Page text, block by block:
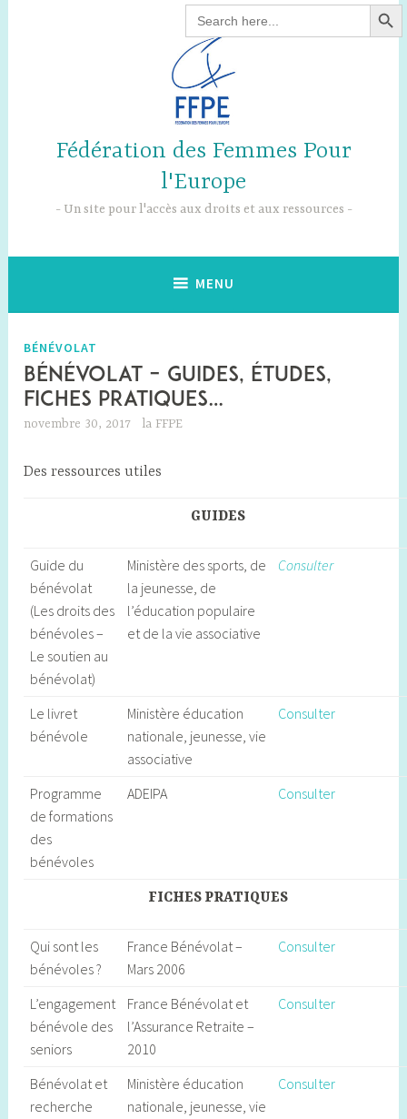
Search
for:
Fédération des Femmes Pour
l'Europe
Un site pour l'accès aux droits et aux ressources
MENU
BÉNÉVOLAT
Bénévolat – guides, études,
fiches pratiques…
novembre 30, 2017 la FFPE
Des ressources utiles
GUIDES
Guide du
bénévolat
(Les droits des
bénévoles –
Le soutien au
bénévolat)
Ministère des sports, de
la jeunesse, de
l’éducation populaire
et de la vie associative
Consulter
Le livret
bénévole
Ministère éducation
nationale, jeunesse, vie
associative
Consulter
Programme
de formations
des
bénévoles
ADEIPA Consulter
FICHES PRATIQUES
Qui sont les
bénévoles ?
France Bénévolat –
Mars 2006
Consulter
L’engagement
bénévole des
seniors
France Bénévolat et
l’Assurance Retraite –
2010
Consulter
Bénévolat et
recherche
Ministère éducation
nationale, jeunesse, vie
Consulter